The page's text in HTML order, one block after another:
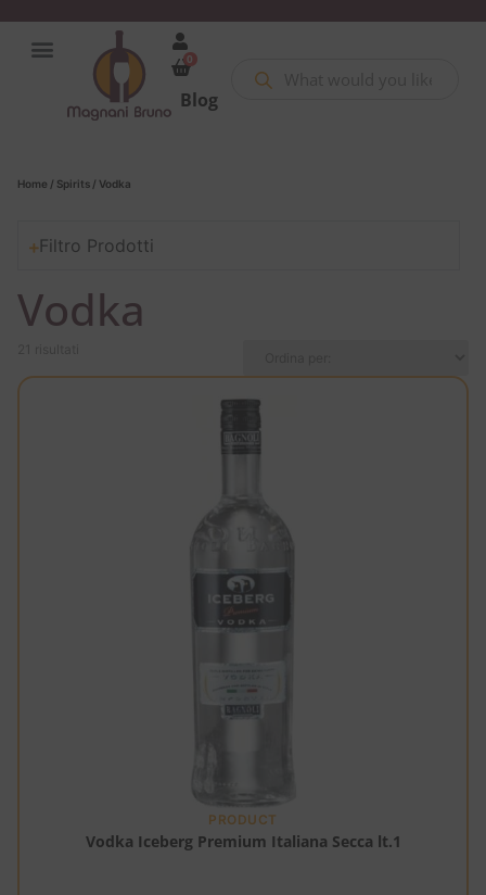
0
Blog
Home / Spirits / Vodka
Filtro Prodotti
Vodka
PRODUCT
Vodka Iceberg Premium Italiana Secca lt.1